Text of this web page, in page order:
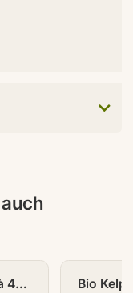
4
Bio Kelp